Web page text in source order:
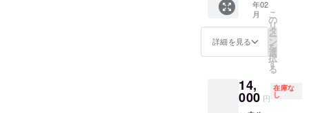
たい！
という
方もオ
プショ
ンから
「漆の
える
箸」を
選択す
「縄文
うるし
ク」の
活動資
かされ
ます。
「縄文
量生産
はでき
ん。無
塗装な
とで
コー
ヒーの
刳り
も、
削と手
仕上げ
をかけ
て丁寧
に作っ
ん。）
黄色い
色を楽
しんで
ルシの
木をさ
装 ：
蜜蝋仕
上げ ウ
ルシの
るい黄
色い癒
し系の
み）
素
材
綿100％
サイ
ぬぐ
い：
35×90c
年02
月
詳細を見る
こ
の
リ
タ
ー
ン
を
選
択
す
る
14,
000 円
在庫な
し